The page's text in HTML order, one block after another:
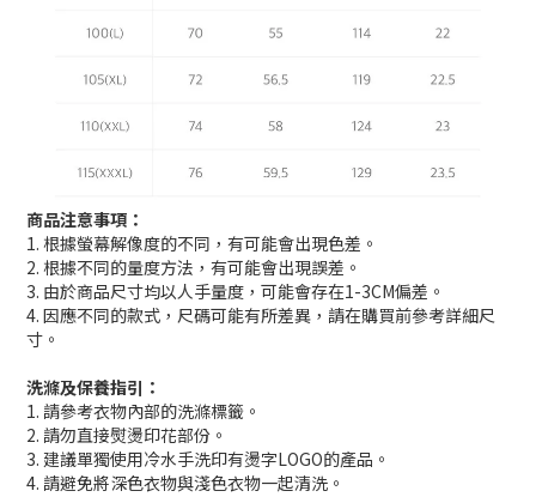
商品注意事項：
1. 根據螢幕解像度的不同，有可能會出現色差。
2. 根據不同的量度方法，有可能會出現誤差。
3. 由於商品尺寸均以人手量度，可能會存在1-3CM偏差。
4. 因應不同的款式，尺碼可能有所差異，請在購買前參考詳細尺
寸。
洗滌及保養指引：
1. 請參考衣物內部的洗滌標籤。
2. 請勿直接熨燙印花部份。
3. 建議單獨使用冷水手洗印有燙字LOGO的產品。
4. 請避免將深色衣物與淺色衣物一起清洗。